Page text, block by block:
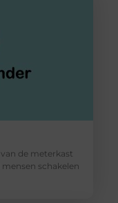
de meterkast
schakelen